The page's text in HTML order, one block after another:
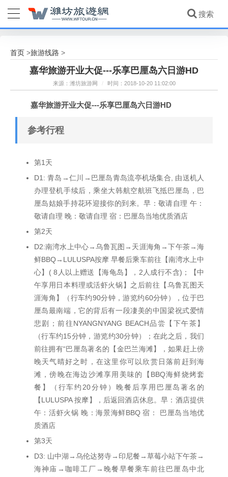
首页 >旅游线路 >
嘉华旅游开业大促---乐享巴厘岛六日游HD
来源：潍坊旅游网 / 时间：2018-10-20 11:02:00
嘉华旅游开业大促---乐享巴厘岛六日游HD
参考行程
第1天
D1: 青岛→仁川→巴厘岛青岛流亭机场集合, 由送机人
办理登机手续后，乘坐大韩航空航班飞抵巴厘岛，巴
厘岛姑娘手持花环迎接你的到来。早：敬请自理 午：
敬请自理 晚：敬请自理 宿：巴厘岛当地优质酒店
第2天
D2:南湾水上中心→乌鲁瓦图→天涯海角→下午茶→海
鲜BBQ→LULUSPA按摩 早餐后乘车前往【南湾水上中
心】( 8人以上赠送【海龟岛】，2人成行不含)；【中
午享用日本料理或活虾火锅】之后前往【乌鲁瓦图天
涯海角】（行车约90分钟，游览约60分钟），位于巴
厘岛最南端，它的背后有一段凄美的中国梁祝式爱情
悲剧；前往NYANGNYANG BEACH品尝【下午茶】
（行车约15分钟，游览约30分钟）；在此之后，我们
前往拥有“巴厘岛著名的【金巴兰海滩】，如果赶上傍
晚天气晴好之时，在这里你可以欣赏日落前赶到海
滩，傍晚在海边沙滩享用美味的【BBQ海鲜烧烤套
餐】（行车约20分钟）晚餐后享用巴厘岛著名的
【LULUSPA 按摩】，后返回酒店休息。早：酒店提供
午：活虾火锅 晚：海景海鲜BBQ 宿： 巴厘岛当地优
质酒店
第3天
D3: 山中湖→乌伦达努寺→印尼餐→草莓小站下午茶→
海神庙→咖啡工厂→晚餐早餐乘车前往巴厘岛中北